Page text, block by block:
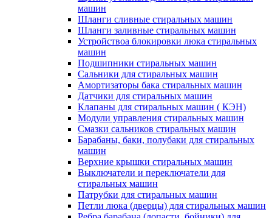
машин
Шланги сливные стиральных машин
Шланги заливные стиральных машин
Устройствоа блокировки люка стиральных
машин
Подшипники стиральных машин
Сальники для стиральных машин
Амортизаторы бака стиральных машин
Датчики для стиральных машин
Клапаны для стиральных машин ( КЭН)
Модули управления стиральных машин
Смазки сальников стиральных машин
Барабаны, баки, полубаки для стиральных
машин
Верхние крышки стиральных машин
Выключатели и переключатели для
стиральных машин
Патрубки для стиральных машин
Петли люка (дверцы) для стиральных машин